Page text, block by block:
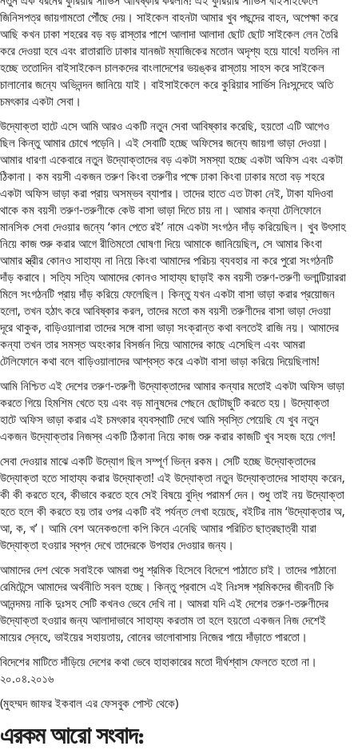
জিনিসপত্র জায়গামতো পৌঁছে দেয়। সাইকেল বাহনটা আমার খুব পছন্দের বাহন, অপেক্ষা করে
আছি কখন ঢাকা শহরের বড় বড় রাস্তার পাশে আলাদা আলাদা ছোট ছোট সাইকেল লেন তৈরি
করে দেওয়া হবে এবং রাতারাতি ঢাকার যানজট ম্যাজিকের মতোন অদৃশ্য হয়ে যাবে! যতদিন না
হচ্ছে ততোদিন বাইসাইকেল চালকদের বাংলাদেশের ভয়ঙ্কর রাস্তায় সাহস করে সাইকেল
চালানোর জন্যে অভিনন্দন জানিয়ে যাই। বাইসাইকেলে করে কুরিয়ার সার্ভিস নিঃসন্দেহে অতি
চমৎকার একটা সেবা।
উদ্যোক্তা হাটে এসে আমি আরও একটি নতুন সেবা আবিষ্কার করেছি, হয়তো এটি আগেও
ছিল কিন্তু আমার চোখে পড়েনি। এই সেবাটি হচ্ছে অফিসের জন্যে জায়গা ভাড়া দেওয়া।
আমার ধারণা একেবারে নতুন উদ্যোক্তাদের বড় একটা সমস্যা হচ্ছে একটা অফিস এবং একটা
ঠিকানা। কম বয়সী একজন তরুণ কিংবা তরুণীর পক্ষে ঢাকা কিংবা ঢাকার মতো বড় শহরে
একটা অফিস ভাড়া করা প্রায় অসম্ভব ব্যাপার। তাদের হাতে এত টাকা নেই, টাকা যদিওবা
থাকে কম বয়সী তরুণ-তরুণীকে কেউ বাসা ভাড়া দিতে চায় না। আমার কন্যা টেলিফোনে
মানসিক সেবা দেওয়ার জন্যে ‘কান পেতে রই’ নামে একটা সংগঠন দাঁড় করিয়েছিল। খুব উৎসাহ
নিয়ে কাজ শুরু করার আগে রীতিমতো ঘোষণা দিয়ে আমাকে জানিয়েছিল, সে আমার কিংবা
আমার স্ত্রীর কোনও সাহায্য না নিয়ে কিংবা আমাদের পরিচয় ব্যবহার না করে পুরো সংগঠনটি
দাঁড় করাবে। সত্যি সত্যি আমাদের কোনও সাহায্য ছাড়াই কম বয়সী তরুণ-তরুণী ভলান্টিয়াররা
মিলে সংগঠনটি প্রায় দাঁড় করিয়ে ফেলেছিল। কিন্তু যখন একটা বাসা ভাড়া করার প্রয়োজন
হলো, তখন হঠাৎ করে আবিষ্কার করল, তাদের মতো কম বয়সী তরুণীদের বাসা ভাড়া দেওয়া
দূরে থাকুক, বাড়িওয়ালারা তাদের সঙ্গে বাসা ভাড়া সংক্রান্ত কথা বলতেই রাজি নয়। আমাদের
কন্যা তখন তার সমস্ত অহংকার বিসর্জন দিয়ে আমাদের কাছে এসেছিল এবং আমরা
টেলিফোনে কথা বলে বাড়িওয়ালাদের আশ্বস্ত করে একটা বাসা ভাড়া করিয়ে দিয়েছিলাম!
আমি নিশ্চিত এই দেশের তরুণ-তরুণী উদ্যোক্তাদের আমার কন্যার মতোই একটা অফিস ভাড়া
করতে গিয়ে হিমশিম খেতে হয় এবং বড় মানুষদের পেছনে ছোটাছুটি করতে হয়। উদ্যোক্তা
হাটে অফিস ভাড়া করার এই চমৎকার ব্যবস্থাটি দেখে আমি স্বস্তি পেয়েছি যে খুব নতুন
একজন উদ্যোক্তার নিজস্ব একটি ঠিকানা নিয়ে কাজ শুরু করার কাজটি খুব সহজ হয়ে গেল!
সেবা দেওয়ার মাঝে একটি উদ্যোগ ছিল সম্পূর্ণ ভিন্ন রকম। সেটি হচ্ছে উদ্যোক্তাদের
উদ্যোক্তা হতে সাহায্য করার উদ্যোক্তা! এই উদ্যোক্তা নতুন উদ্যোক্তাদের সাহায্য করেন,
কী কী করতে হবে, কীভাবে করতে হবে সেই বিষয়ে বুদ্ধি পরামর্শ দেন। শুধু তাই নয় উদ্যোক্তা
হতে হলে কী করতে হয় তার ওপর একটি বই পর্যন্ত লেখা হয়েছে, বইটির নাম ‘উদ্যোক্তার অ,
আ, ক, খ’। আমি বেশ অনেকগুলো কপি কিনে এনেছি আমার পরিচিত ছাত্রছাত্রী যারা
উদ্যোক্তা হওয়ার স্বপ্ন দেখে তাদেরকে উপহার দেওয়ার জন্য।
আমাদের দেশ থেকে সবাইকে আমরা শুধু শ্রমিক হিসেবে বিদেশে পাঠাতে চাই। তাদের পাঠানো
রেমিটেন্সে আমাদের অর্থনীতি সবল হচ্ছে। কিন্তু প্রবাসে এই নিঃসঙ্গ শ্রমিকদের জীবনটি কি
আনন্দময় নাকি দুঃসহ সেটি কখনও ভেবে দেখি না। আমরা যদি এই দেশের তরুণ-তরুণীদের
উদ্যোক্তা হওয়ার জন্য আলাদাভাবে সাহায্য করতাম তা হলে হয়তো একজন নিজ দেশেই
মায়ের স্নেহে, ভাইয়ের সহায়তায়, বোনের ভালোবাসায় নিজের পায়ে দাঁড়াতে পারতো।
বিদেশের মাটিতে দাঁড়িয়ে দেশের কথা ভেবে হাহাকারের মতো দীর্ঘশ্বাস ফেলতে হতো না।
২০.০৪.২০১৬
(মুহম্মদ জাফর ইকবাল এর ফেসবুক পোস্ট থেকে)
এরকম আরো সংবাদ: